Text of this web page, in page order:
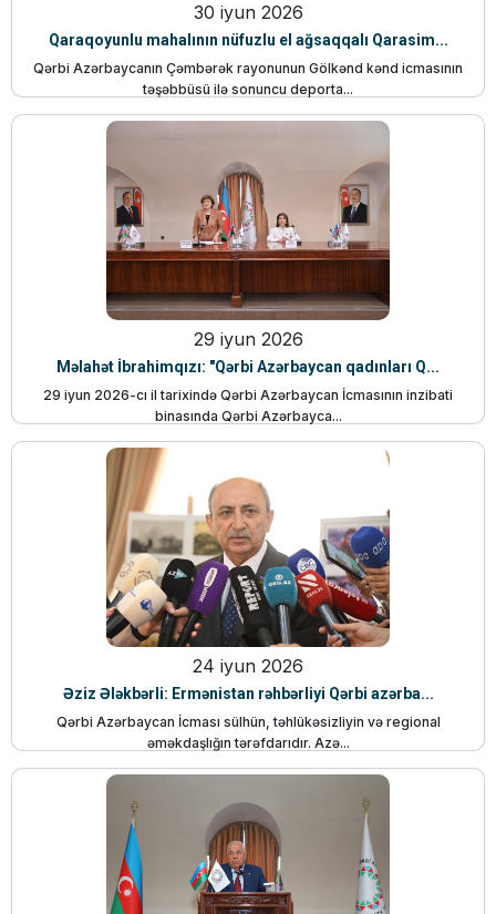
30 iyun 2026
Qaraqoyunlu mahalının nüfuzlu el ağsaqqalı Qarasim...
Qərbi Azərbaycanın Çəmbərək rayonunun Gölkənd kənd icmasının
təşəbbüsü ilə sonuncu deporta...
29 iyun 2026
Məlahət İbrahimqızı: "Qərbi Azərbaycan qadınları Q...
29 iyun 2026-cı il tarixində Qərbi Azərbaycan İcmasının inzibati
binasında Qərbi Azərbayca...
24 iyun 2026
Əziz Ələkbərli: Ermənistan rəhbərliyi Qərbi azərba...
Qərbi Azərbaycan İcması sülhün, təhlükəsizliyin və regional
əməkdaşlığın tərəfdarıdır. Azə...